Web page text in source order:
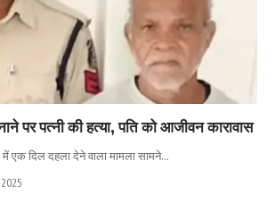
पर पत्नी की हत्या, पति को आजीवन कारावास
एक दिल दहला देने वाला मामला सामने…